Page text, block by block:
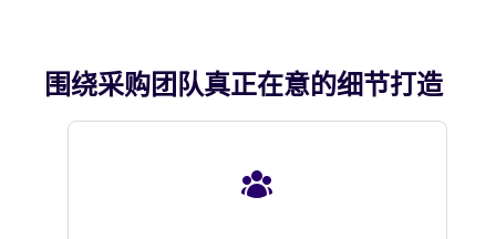
围绕采购团队真正在意的细节打造